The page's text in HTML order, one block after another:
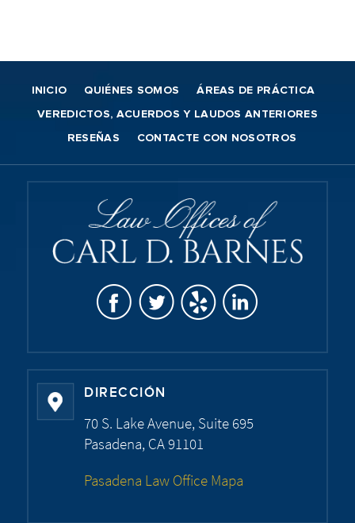
INICIO QUIÉNES SOMOS ÁREAS DE PRÁCTICA
VEREDICTOS, ACUERDOS Y LAUDOS ANTERIORES
RESEÑAS CONTACTE CON NOSOTROS
DIRECCIÓN
70 S. Lake Avenue, Suite 695
Pasadena, CA 91101
Pasadena Law Office Mapa